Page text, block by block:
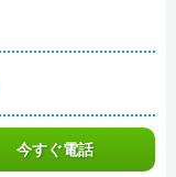
今すぐ電話